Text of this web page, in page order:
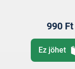
990 Ft
Ez jöhet